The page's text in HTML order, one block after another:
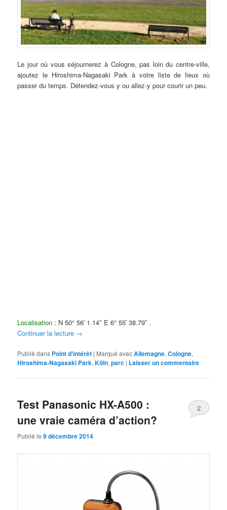
Le jour où vous séjournerez à Cologne, pas loin du centre-ville,
ajoutez le Hiroshima-Nagasaki Park à votre liste de lieux où
passer du temps. Détendez-vous y ou allez-y pour courir un peu.
Localisation : N 50° 56′ 1.14″ E 6° 55′ 38.79″ .
Continuer la lecture →
Publié dans Point d'intérêt | Marqué avecAllemagne,Cologne,
Hiroshima-Nagasaki Park,Köln,parc | Laisser un commentaire
Test Panasonic HX-A500 :
une vraie caméra d’action?
Publié le9 décembre 2014
2